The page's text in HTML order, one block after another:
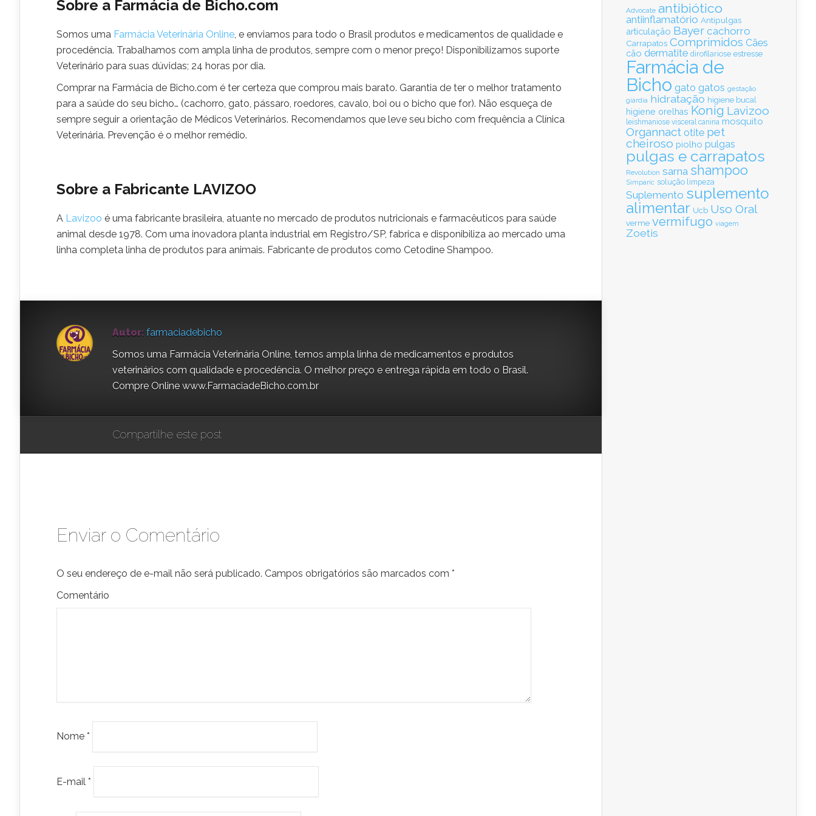
Sobre a Farmácia de Bicho.com
Somos uma Farmácia Veterinária Online, e enviamos para todo o Brasil produtos e medicamentos de qualidade e
procedência. Trabalhamos com ampla linha de produtos, sempre com o menor preço! Disponibilizamos suporte
Veterinário para suas dúvidas; 24 horas por dia.
Comprar na Farmácia de Bicho.com é ter certeza que comprou mais barato. Garantia de ter o melhor tratamento
para a saúde do seu bicho… (cachorro, gato, pássaro, roedores, cavalo, boi ou o bicho que for). Não esqueça de
sempre seguir a orientação de Médicos Veterinários. Recomendamos que leve seu bicho com frequência a Clínica
Veterinária. Prevenção é o melhor remédio.
Sobre a Fabricante LAVIZOO
A Lavizoo é uma fabricante brasileira, atuante no mercado de produtos nutricionais e farmacêuticos para saúde
animal desde 1978. Com uma inovadora planta industrial em Registro/SP, fabrica e disponibiliza ao mercado uma
linha completa linha de produtos para animais. Fabricante de produtos como Cetodine Shampoo.
Autor: farmaciadebicho
Somos uma Farmácia Veterinária Online, temos ampla linha de medicamentos e produtos
veterinários com qualidade e procedência. O melhor preço e entrega rápida em todo o Brasil.
Compre Online www.FarmaciadeBicho.com.br
Compartilhe este post
Enviar o Comentário
O seu endereço de e-mail não será publicado. Campos obrigatórios são marcados com *
Comentário
Nome *
E-mail *
Advocate antibiótico
antiinflamatório Antipulgas
articulação Bayer cachorro
Carrapatos Comprimidos Cães
cão dermatite dirofilariose estresse
Farmácia de
Bicho gato gatos gestação
giárdia hidratação higiene bucal
higiene orelhas Konig Lavizoo
leishmaniose visceral canina mosquito
Organnact otite pet
cheiroso piolho pulgas
pulgas e carrapatos
Revolution sarna shampoo
Simparic solução limpeza
Suplemento suplemento
alimentar Ucb Uso Oral
verme vermifugo viagem
Zoetis